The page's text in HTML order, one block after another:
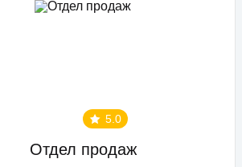
5.0
Отдел продаж